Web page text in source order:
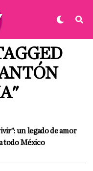
un legado de amor
todo México